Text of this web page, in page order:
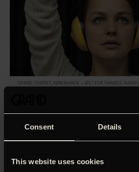
Consent Details
This website uses cookies
Florian Henckel von Donnersmarcks